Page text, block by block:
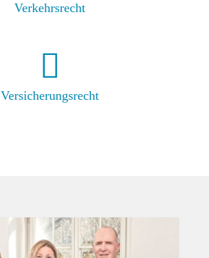
Verkehrsrecht
Versicherungsrecht